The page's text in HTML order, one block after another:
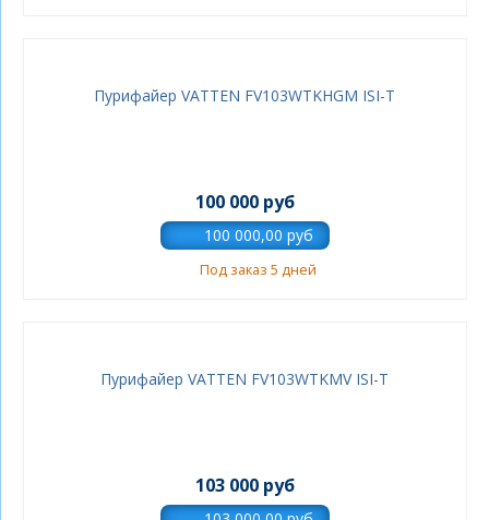
Пурифайер VATTEN FV103WTKHGM ISI-T
100 000 руб
Под заказ 5 дней
Пурифайер VATTEN FV103WTKMV ISI-T
103 000 руб